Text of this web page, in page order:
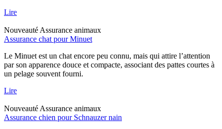
Lire
Nouveauté Assurance animaux
Assurance chat pour Minuet
Le Minuet est un chat encore peu connu, mais qui attire l’attention
par son apparence douce et compacte, associant des pattes courtes à
un pelage souvent fourni.
Lire
Nouveauté Assurance animaux
Assurance chien pour Schnauzer nain